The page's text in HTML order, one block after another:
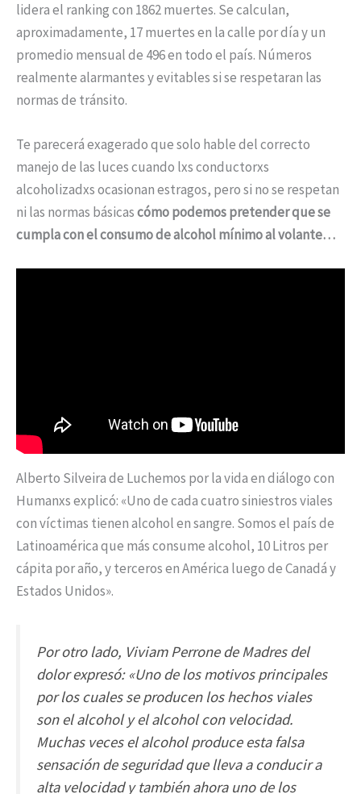
lidera el ranking con 1862 muertes. Se calculan,
aproximadamente, 17 muertes en la calle por día y un
promedio mensual de 496 en todo el país. Números
realmente alarmantes y evitables si se respetaran las
normas de tránsito.
Te parecerá exagerado que solo hable del correcto
manejo de las luces cuando lxs conductorxs
alcoholizadxs ocasionan estragos, pero si no se respetan
ni las normas básicascómo podemos pretender que se
cumpla con el consumo de alcohol mínimo al volante…
Alberto Silveira de Luchemos por la vida en diálogo con
Humanxs explicó: «Uno de cada cuatro siniestros viales
con víctimas tienen alcohol en sangre. Somos el país de
Latinoamérica que más consume alcohol, 10 Litros per
cápita por año, y terceros en América luego de Canadá y
Estados Unidos».
Por otro lado, Viviam Perrone de Madres del
dolor expresó: «Uno de los motivos principales
por los cuales se producen los hechos viales
son el alcohol y el alcohol con velocidad.
Muchas veces el alcohol produce esta falsa
sensación de seguridad que lleva a conducir a
alta velocidad y también ahora uno de los